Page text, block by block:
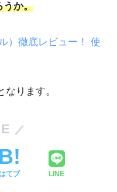
うか。
）徹底レビュー！ 使
ります。
てブ LINE